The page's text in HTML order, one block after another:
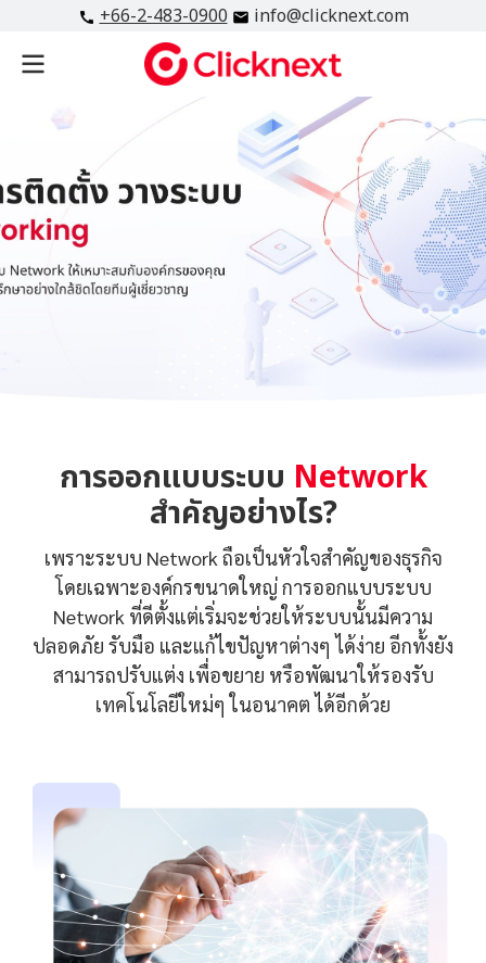
+66-2-483-0900 info@clicknext.com
การออกแบบระบบ Network
สำคัญอย่างไร?
เพราะระบบ Network ถือเป็นหัวใจสำคัญของธุรกิจ
โดยเฉพาะองค์กรขนาดใหญ่ การออกแบบระบบ
Network ที่ดีตั้งแต่เริ่มจะช่วยให้ระบบนั้นมีความ
ปลอดภัย รับมือ และแก้ไขปัญหาต่างๆ ได้ง่าย อีกทั้งยัง
สามารถปรับแต่ง เพื่อขยาย หรือพัฒนาให้รองรับ
เทคโนโลยีใหม่ๆ ในอนาคต ได้อีกด้วย